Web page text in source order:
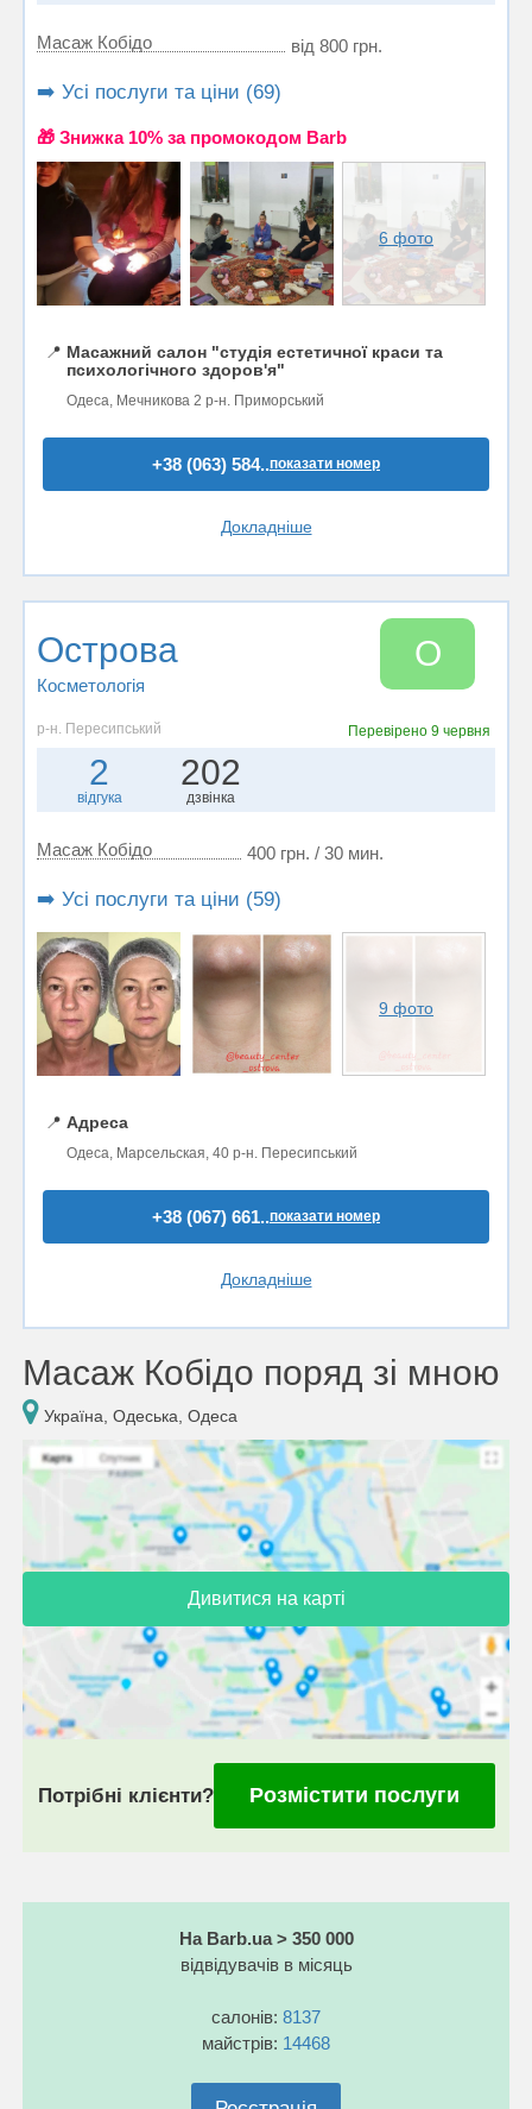
Масаж Кобідо від 800 грн.
➡️ Усі послуги та ціни (69)
🎁 Знижка 10% за промокодом Barb
6 фото
📍 Масажний салон "студія естетичної краси та
психологічного здоров'я"
Одеса, Мечникова 2 р-н. Приморський
+38 (063) 584..показати номер
Докладніше
Острова
Косметологія
О
р-н. Пересипський Перевірено 9 червня
2
відгука
202
дзвінка
Масаж Кобідо 400 грн. / 30 мин.
➡️ Усі послуги та ціни (59)
9 фото
📍 Адреса
Одеса, Марсельская, 40 р-н. Пересипський
+38 (067) 661..показати номер
Докладніше
Масаж Кобідо поряд зі мною
Україна, Одеська, Одеса
Дивитися на карті
Потрібні клієнти? Розмістити послуги
На Barb.ua > 350 000
відвідувачів в місяць
салонів: 8137
майстрів: 14468